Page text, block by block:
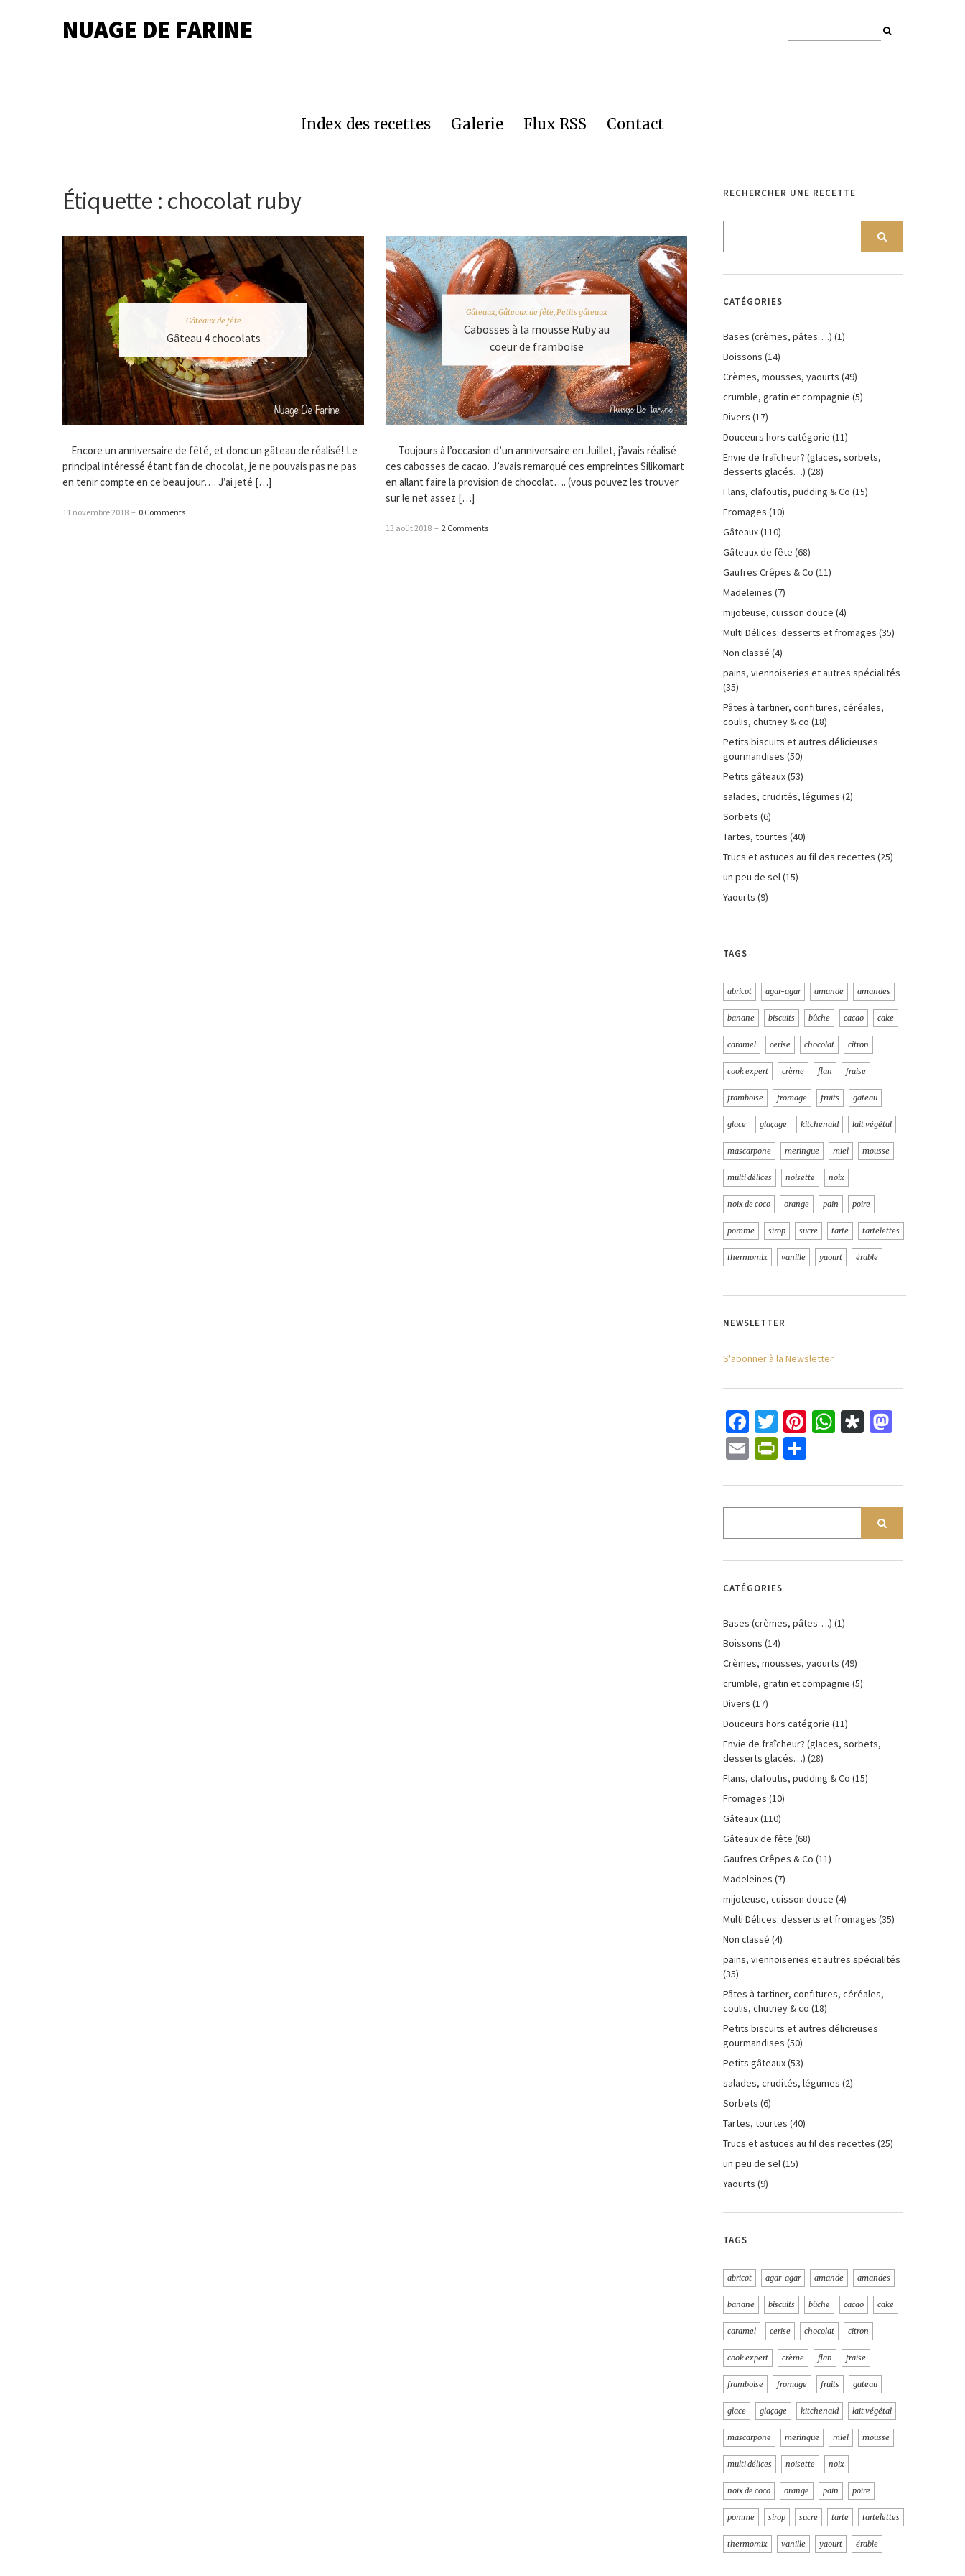
NUAGE DE FARINE
Index des recettes Galerie Flux RSS Contact
Étiquette : chocolat ruby
Gâteaux de fête
Gâteau 4 chocolats
Encore un anniversaire de fêté, et donc un gâteau de réalisé! Le
principal intéressé étant fan de chocolat, je ne pouvais pas ne pas
en tenir compte en ce beau jour…. J’ai jeté […]
11 novembre 2018 – 0 Comments
Gâteaux, Gâteaux de fête, Petits gâteaux
Cabosses à la mousse Ruby au
coeur de framboise
Toujours à l’occasion d’un anniversaire en Juillet, j’avais réalisé
ces cabosses de cacao. J’avais remarqué ces empreintes Silikomart
en allant faire la provision de chocolat…. (vous pouvez les trouver
sur le net assez […]
13 août 2018 – 2 Comments
RECHERCHER UNE RECETTE
CATÉGORIES
Bases (crèmes, pâtes….) (1)
Boissons (14)
Crèmes, mousses, yaourts (49)
crumble, gratin et compagnie (5)
Divers (17)
Douceurs hors catégorie (11)
Envie de fraîcheur? (glaces, sorbets,
desserts glacés…) (28)
Flans, clafoutis, pudding & Co (15)
Fromages (10)
Gâteaux(110)
Gâteaux de fête (68)
Gaufres Crêpes & Co (11)
Madeleines (7)
mijoteuse, cuisson douce (4)
Multi Délices: desserts et fromages (35)
Non classé (4)
pains, viennoiseries et autres spécialités
(35)
Pâtes à tartiner, confitures, céréales,
coulis, chutney & co (18)
Petits biscuits et autres délicieuses
gourmandises (50)
Petits gâteaux(53)
salades, crudités, légumes (2)
Sorbets (6)
Tartes, tourtes (40)
Trucs et astuces au fil des recettes (25)
un peu de sel(15)
Yaourts (9)
TAGS
abricot agar-agar amande amandes
banane biscuits bûche cacao cake
caramel cerise chocolat citron
cook expert crème flan fraise
framboise fromage fruits gateau
glace glaçage kitchenaid lait végétal
mascarpone meringue miel mousse
multi délices noisette noix
noix de coco orange pain poire
pomme sirop sucre tarte tartelettes
thermomix vanille yaourt érable
NEWSLETTER
S'abonner à la Newsletter
Facebook
Twitter
Pinterest
WhatsApp
Diaspora
EmailPrintFriendly
CATÉGORIES
Bases (crèmes, pâtes….) (1)
Boissons (14)
Crèmes, mousses, yaourts (49)
crumble, gratin et compagnie (5)
Divers (17)
Douceurs hors catégorie (11)
Envie de fraîcheur? (glaces, sorbets,
desserts glacés…) (28)
Flans, clafoutis, pudding & Co (15)
Fromages (10)
Gâteaux(110)
Gâteaux de fête (68)
Gaufres Crêpes & Co (11)
Madeleines (7)
mijoteuse, cuisson douce (4)
Multi Délices: desserts et fromages (35)
Non classé (4)
pains, viennoiseries et autres spécialités
(35)
Pâtes à tartiner, confitures, céréales,
coulis, chutney & co (18)
Petits biscuits et autres délicieuses
gourmandises (50)
Petits gâteaux(53)
salades, crudités, légumes (2)
Sorbets (6)
Tartes, tourtes (40)
Trucs et astuces au fil des recettes (25)
un peu de sel(15)
Yaourts (9)
TAGS
abricot agar-agar amande amandes
banane biscuits bûche cacao cake
caramel cerise chocolat citron
cook expert crème flan fraise
framboise fromage fruits gateau
glace glaçage kitchenaid lait végétal
mascarpone meringue miel mousse
multi délices noisette noix
noix de coco orange pain poire
pomme sirop sucre tarte tartelettes
thermomix vanille yaourt érable